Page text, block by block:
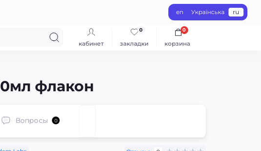
en Українська ru
кабинет закладки
0
корзина
0
флакон
Вопросы 0